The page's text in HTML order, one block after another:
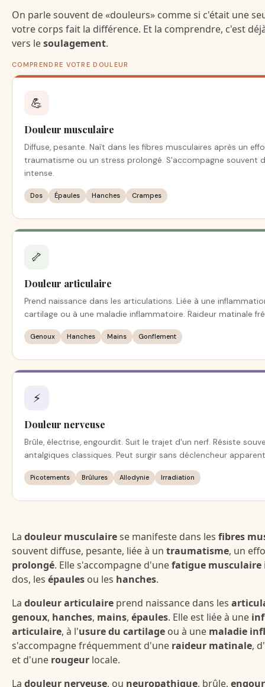
On parle souvent de «douleurs» comme si c'était une
votre corps fait la différence. Et la comprendre, c'est
vers lesoulagement.
COMPRENDRE VOTRE DOULEUR
💪
Douleur musculaire
Diffuse, pesante. Naît dans les fibres musculaires après un
traumatisme ou un stress prolongé. S'accompagne souvent
intense.
Dos Épaules Hanches Crampes
🦴
Douleur articulaire
Prend naissance dans les articulations. Liée à une
cartilage ou à une maladie inflammatoire. Raideur matinale
Genoux Hanches Mains Gonflement
⚡
Douleur nerveuse
Brûle, électrise, engourdit. Suit le trajet d'un nerf. Résiste
antalgiques classiques. Peut surgir sans déclencheur
Picotements Brûlures Allodynie Irradiation
La douleur musculairese manifeste dans les fibres
souvent diffuse, pesante, liée à un traumatisme, un
prolongé. Elle s'accompagne d'unefatigue musculaire
dos, les épaules ou les hanches.
La douleur articulaire prend naissance dans les
genoux, hanches, mains, épaules. Elle est liée à une
articulaire, à l'usure du cartilage ou à une maladie
s'accompagne fréquemment d'une raideur matinale,
et d'une rougeur locale.
La douleur nerveuse, ou neuropathique, brûle,